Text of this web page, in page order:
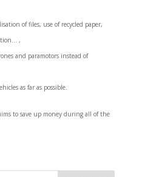
of files, use of recycled paper,
,
and paramotors instead of
as far as possible.
to save up money during all of the